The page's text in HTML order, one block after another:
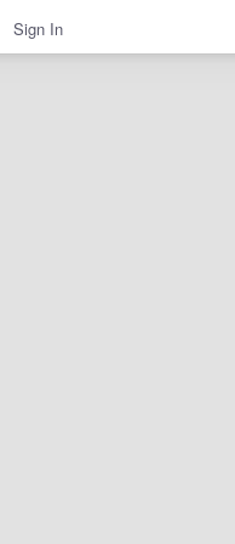
Sign In